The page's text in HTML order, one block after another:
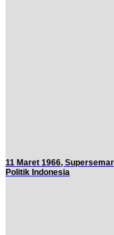
11 Maret 1966,
Politik Indonesia